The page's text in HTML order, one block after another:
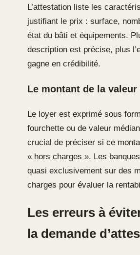
L’attestation liste les
justifiant le prix : surface,
état du bâti et équipements.
description est précise, plus
gagne en crédibilité.
Le montant de la valeur
Le loyer est exprimé sous
fourchette ou de valeur
crucial de préciser si ce
« hors charges ». Les
quasi exclusivement sur des
charges pour évaluer la
Les erreurs à
la demande